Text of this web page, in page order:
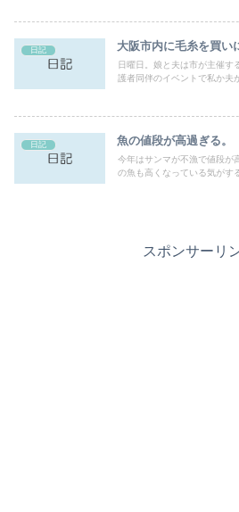
日記 大阪市内に毛糸を買い
日曜日。娘と夫は市が主催す
護者同伴のイベントで私か夫
日記 魚の値段が高過ぎる。
今年はサンマが不漁で値段が
の魚も高くなっている気がす
スポンサーリ